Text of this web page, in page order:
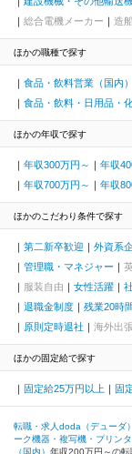
総合電機メーカー
造
ほかの職種で探す
食品・飲料営業（国内）
食品・飲料・日用品・
ほかの年収で探す
年収300万円～ 年収
年収700万円～
年収
ほかのこだわり条件で探す
第二新卒歓迎 外資系
管理職・マネジャー
服装自由
女性活躍
退職金制度
残業20時
原則定時退社
海外出
ほかの固定給で探す
固定給25万円以上 固
転職・求人doda（デューダ
ーク機器・複写機・プリン
（国内） 年収200万円～の転